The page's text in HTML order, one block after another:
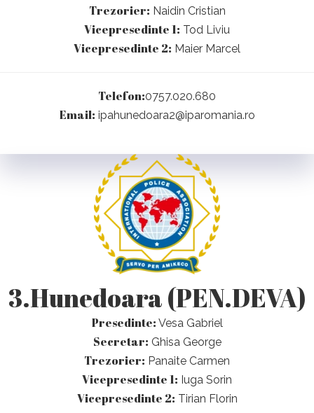
Trezorier: Naidin Cristian
Vicepresedinte 1: Tod Liviu
Vicepresedinte 2: Maier Marcel
Telefon:0757.020.680
Email: ipahunedoara2@iparomania.ro
3.Hunedoara (PEN.DEVA)
Presedinte: Vesa Gabriel
Secretar: Ghisa George
Trezorier: Panaite Carmen
Vicepresedinte 1: Iuga Sorin
Vicepresedinte 2: Tirian Florin